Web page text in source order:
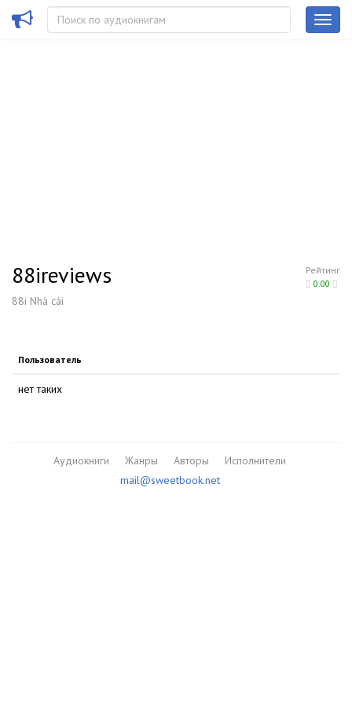
Рейтинг
0.00
88ireviews
88i Nhà cái
Пользователь
нет таких
Аудиокниги Жанры Авторы
Исполнители
mail@sweetbook.net